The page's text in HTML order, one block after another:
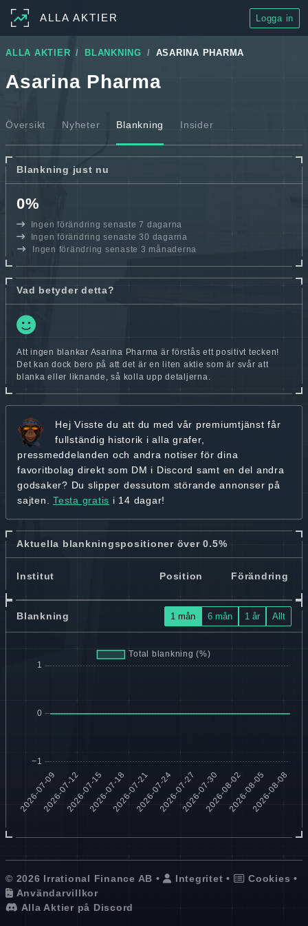
ALLA AKTIER Logga in
ALLA AKTIER BLANKNING ASARINA PHARMA
Asarina Pharma
Översikt Nyheter Blankning Insider
Blankning just nu
0%
Ingen förändring senaste 7 dagarna
Ingen förändring senaste 30 dagarna
Ingen förändring senaste 3 månaderna
Vad betyder detta?
Att ingen blankar Asarina Pharma är förstås ett positivt tecken!
Det kan dock bero på att det är en liten aktie som är svår att
blanka eller liknande, så kolla upp detaljerna.
Hej Visste du att du med vår premiumtjänst får
fullständig historik i alla grafer,
pressmeddelanden och andra notiser för dina
favoritbolag direkt som DM i Discord samt en del andra
godsaker? Du slipper dessutom störande annonser på
sajten. Testa gratis i 14 dagar!
Aktuella blankningspositioner över 0.5%
Institut Position Förändring
Blankning 1 mån 6 mån 1 år Allt
© 2026 Irrational Finance AB • Integritet • Cookies •
Användarvillkor
Alla Aktier på Discord